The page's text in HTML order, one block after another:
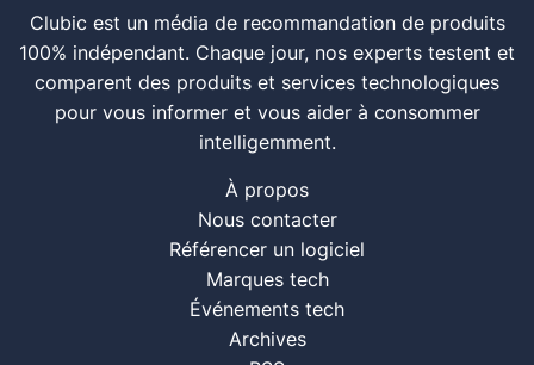
Clubic est un média de recommandation de produits
100% indépendant. Chaque jour, nos experts testent et
comparent des produits et services technologiques
pour vous informer et vous aider à consommer
intelligemment.
À propos
Nous contacter
Référencer un logiciel
Marques tech
Événements tech
Archives